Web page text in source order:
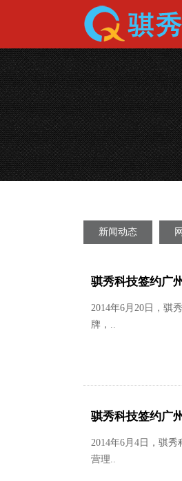
新闻动态
骐秀科技签约广
2014年6月20日，骐
牌，..
骐秀科技签约广
2014年6月4日，骐
营理..